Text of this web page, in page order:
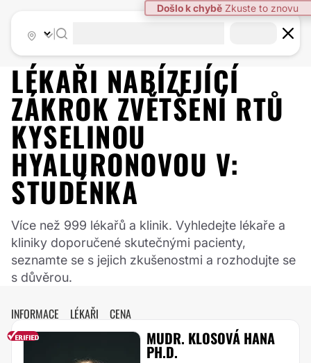
Došlo k chybě Zkuste to znovu
LÉKAŘI NABÍZEJÍCÍ
ZÁKROK ZVĚTŠENÍ RTŮ
KYSELINOU
HYALURONOVOU V:
STUDÉNKA
Více než 999 lékařů a klinik. Vyhledejte lékaře a
kliniky doporučené skutečnými pacienty,
seznamte se s jejich zkušenostmi a rozhodujte se
s důvěrou.
INFORMACE LÉKAŘI CENA
MUDR. KLOSOVÁ HANA
PH.D.